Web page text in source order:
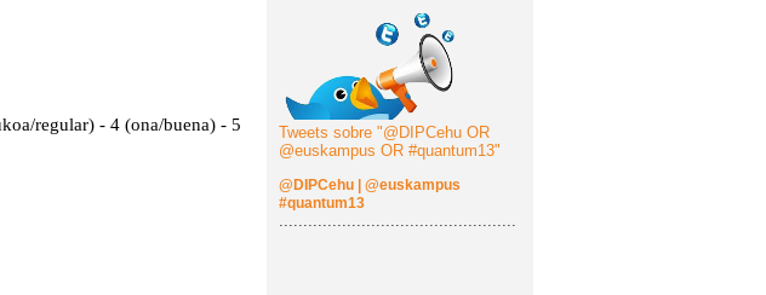
Tweets sobre "@DIPCehu OR
@euskampus OR #quantum13"
@DIPCehu | @euskampus
#quantum13